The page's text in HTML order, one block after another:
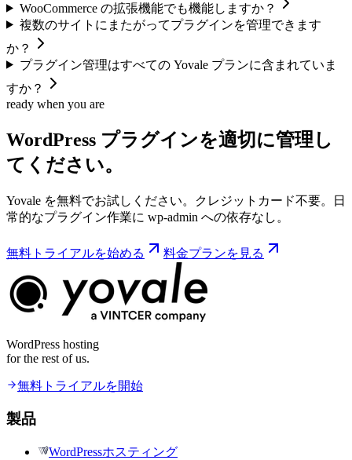
WooCommerce の拡張機能でも機能しますか？
複数のサイトにまたがってプラグインを管理できます
か？
プラグイン管理はすべての Yovale プランに含まれていま
すか？
ready when you are
WordPress プラグインを適切に管理し
てください。
Yovale を無料でお試しください。クレジットカード不要。日
常的なプラグイン作業に wp-admin への依存なし。
無料トライアルを始める 料金プランを見る
WordPress hosting
for the rest of us.
無料トライアルを開始
製品
WordPressホスティング